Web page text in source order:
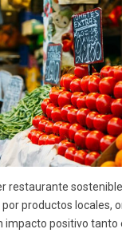
restaurante
productos locales,
impacto positivo tanto